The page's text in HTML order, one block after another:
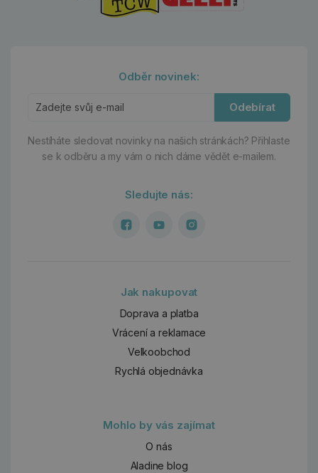
Odběr novinek:
Odebírat
Nestíháte sledovat novinky na našich stránkách? Přihlaste
se k odběru a my vám o nich dáme vědět e-mailem.
Sledujte nás:
Jak nakupovat
Doprava a platba
Vrácení a reklamace
Velkoobchod
Rychlá objednávka
Mohlo by vás zajímat
O nás
Aladine blog